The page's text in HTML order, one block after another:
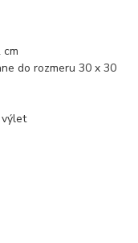
do rozmeru 30 x 30
výlet